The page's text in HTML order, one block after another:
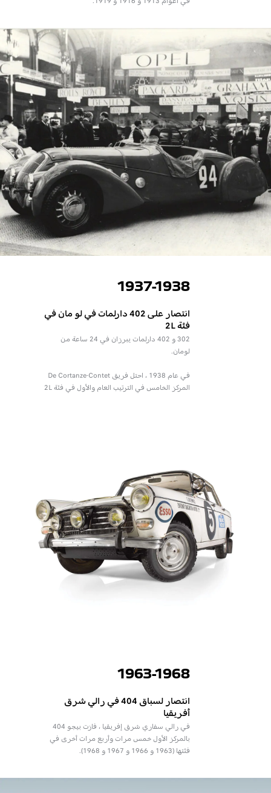
1937-1938
انتصار على 402 دارلمات في لو مان في
فئة 2L
302 و 402 دارلمات يبرزان في 24 ساعة من
لومان.
في عام 1938 ، احتل فريق De Cortanze-Contet
المركز الخامس في الترتيب العام والأول في فئة 2L
1963-1968
انتصار لسباق 404 في رالي شرق
أفريقيا
في رالي سفاري شرق إفريقيا ، فازت بيجو 404
بالمركز الأول خمس مرات وأربع مرات أخرى في
فئتها (1963 و 1966 و 1967 و 1968).